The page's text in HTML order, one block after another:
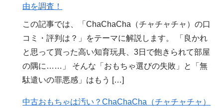
由を調査！
この記事では、「ChaChaCha（チャチャチャ）の口
コミ・評判は？」をテーマに解説します。 「良かれ
と思って買った高い知育玩具、3日で飽きられて部屋
の隅に……」 そんな「おもちゃ選びの失敗」と「無
駄遣いの罪悪感」はもう […]
中古おもちゃは汚い？ChaChaCha（チャチャチャ）